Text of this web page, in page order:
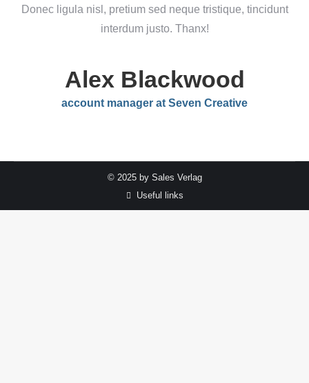
Donec ligula nisl, pretium sed neque tristique, tincidunt
interdum justo. Thanx!
Alex Blackwood
account manager at Seven Creative
© 2025 by Sales Verlag
Useful links